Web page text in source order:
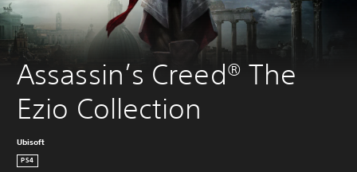
Assassin’s Creed® The
Ezio Collection
Ubisoft
PS4